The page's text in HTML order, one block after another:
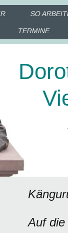
SO
TERMINE
Auf